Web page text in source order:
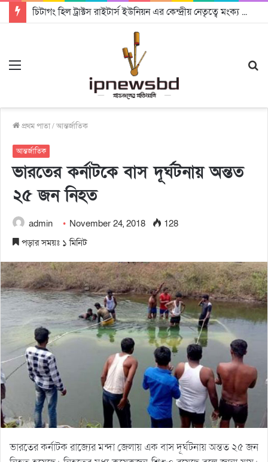
চিটাগং হিল ট্রাক্টস রাইটার্স ইউনিয়ন এর কেন্দ্রীয় নেতৃত্বে মংক্য শোয়ে নু নেভী এবং মুকুল কান্তি ত্রিপুরা
প্রথম পাতা/আন্তর্জাতিক
আন্তর্জাতিক
ভারতের কর্নাটকে বাস দূর্ঘটনায় অন্তত
২৫ জন নিহত
admin November 24, 2018
128
পড়ার সময়ঃ ১ মিনিট
ভারতের কর্নাটক রাজ্যের মন্দা জেলায় এক বাস দূর্ঘটনায় অন্তত ২৫ জন